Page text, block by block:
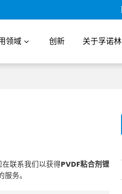
领域 创新 关于孚诺林
在联系我们以获得PVDF粘合剂锂
务。